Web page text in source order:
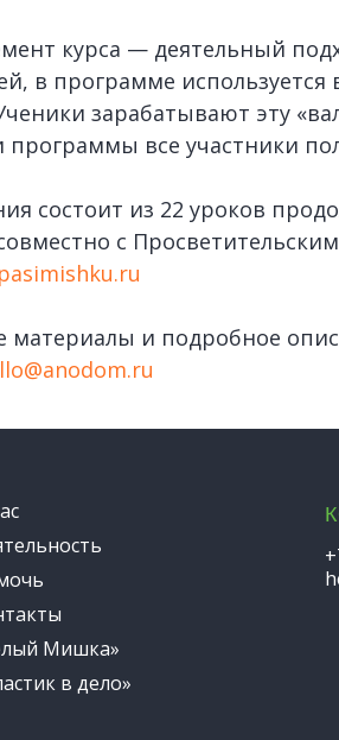
курса — деятельный
в программе
зарабатывают эту
программы все участники
состоит из 22 уроков
с
материалы и подробное
Мишка»
в дело»